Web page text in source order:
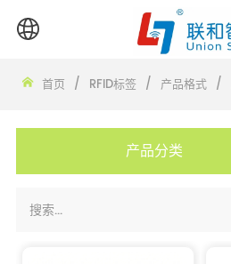
首页 / RFID标签 / 产品格式 /
产品分类